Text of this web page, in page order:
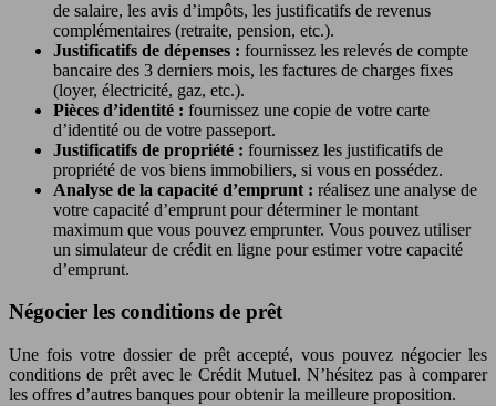
de salaire, les avis d’impôts, les justificatifs de revenus
complémentaires (retraite, pension, etc.).
Justificatifs de dépenses : fournissez les relevés de compte
bancaire des 3 derniers mois, les factures de charges fixes
(loyer, électricité, gaz, etc.).
Pièces d’identité : fournissez une copie de votre carte
d’identité ou de votre passeport.
Justificatifs de propriété : fournissez les justificatifs de
propriété de vos biens immobiliers, si vous en possédez.
Analyse de la capacité d’emprunt : réalisez une analyse de
votre capacité d’emprunt pour déterminer le montant
maximum que vous pouvez emprunter. Vous pouvez utiliser
un simulateur de crédit en ligne pour estimer votre capacité
d’emprunt.
Négocier les conditions de prêt
Une fois votre dossier de prêt accepté, vous pouvez négocier les
conditions de prêt avec le Crédit Mutuel. N’hésitez pas à comparer
les offres d’autres banques pour obtenir la meilleure proposition.